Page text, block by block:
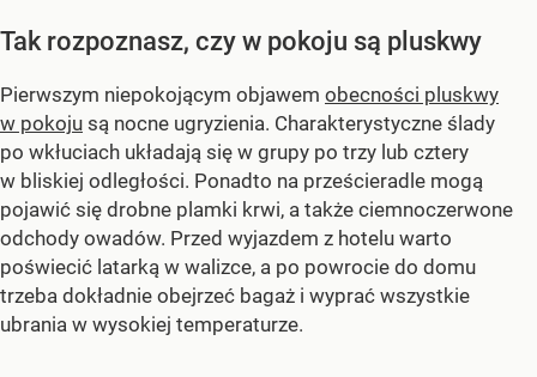
Tak rozpoznasz, czy w pokoju są pluskwy
Pierwszym niepokojącym objawem obecności pluskwy
w pokoju są nocne ugryzienia. Charakterystyczne ślady
po wkłuciach układają się w grupy po trzy lub cztery
w bliskiej odległości. Ponadto na prześcieradle mogą
pojawić się drobne plamki krwi, a także ciemnoczerwone
odchody owadów. Przed wyjazdem z hotelu warto
poświecić latarką w walizce, a po powrocie do domu
trzeba dokładnie obejrzeć bagaż i wyprać wszystkie
ubrania w wysokiej temperaturze.